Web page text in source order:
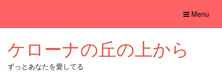
Toggle
Menu
ケローナの丘の上から
ずっとあなたを愛してる